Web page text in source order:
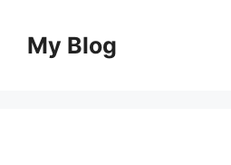
contentMy Blog